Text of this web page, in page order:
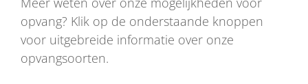
opvang? Klik op de onderstaande knoppen
voor uitgebreide informatie over onze
opvangsoorten.